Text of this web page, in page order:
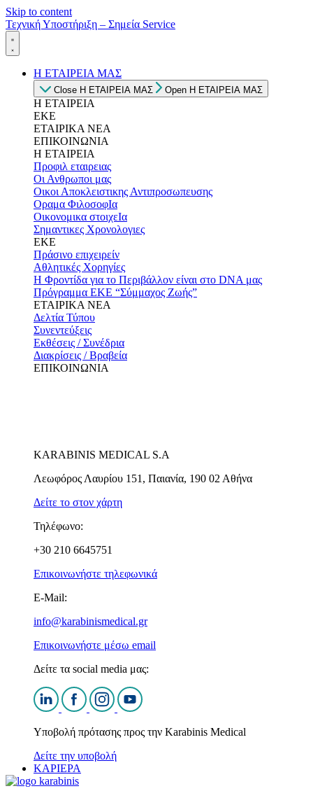
Skip to content
Τεχνική Υποστήριξη – Σημεία Service
Η ΕΤΑΙΡΕΙΑ ΜΑΣ
Close Η ΕΤΑΙΡΕΙΑ ΜΑΣ Open Η ΕΤΑΙΡΕΙΑ ΜΑΣ
Η ΕΤΑΙΡΕΙΑ
ΕΚΕ
ΕΤΑΙΡΙΚΑ ΝΕΑ
ΕΠΙΚΟΙΝΩΝΙΑ
Η ΕΤΑΙΡΕΙΑ
Προφιλ εταιρειας
Οι Ανθρωποι μας
Οικοι Αποκλειστικης Αντιπροσωπευσης
Οραμα ΦιλοσοφΙα
Οικονομικα στοιχεΙα
Σημαντικες Χρονολογιες
ΕΚΕ
Πράσινο επιχειρείν
Αθλητικές Χορηγίες
Η Φροντίδα για το Περιβάλλον είναι στο DNA μας
Πρόγραμμα ΕΚΕ “Σύμμαχος Ζωής”
ΕΤΑΙΡΙΚΑ ΝΕΑ
Δελτία Τύπου
Συνεντεύξεις
Εκθέσεις / Συνέδρια
Διακρίσεις / Βραβεία
ΕΠΙΚΟΙΝΩΝΙΑ
KARABINIS MEDICAL S.A
Λεωφόρος Λαυρίου 151, Παιανία, 190 02 Αθήνα
Δείτε το στον χάρτη
Τηλέφωνο:
+30 210 6645751
Επικοινωνήστε τηλεφωνικά
E-Mail:
info@karabinismedical.gr
Επικοινωνήστε μέσω email
Δείτε τα social media μας:
Υποβολή πρότασης προς την Karabinis Medical
Δείτε την υποβολή
ΚΑΡΙΕΡΑ